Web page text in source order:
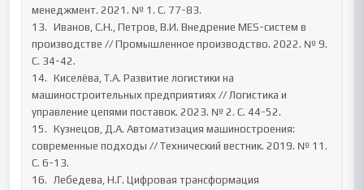
менеджмент. 2021. № 1. С. 77-83.
13.	 Иванов, С.Н., Петров, В.И. Внедрение MES-систем в
производстве // Промышленное производство. 2022. № 9.
С. 34-42.
14.	 Киселёва, Т.А. Развитие логистики на
машиностроительных предприятиях // Логистика и
управление цепями поставок. 2023. № 2. С. 44-52.
15.	 Кузнецов, Д.А. Автоматизация машиностроения:
современные подходы // Технический вестник. 2019. № 11.
С. 6-13.
16.	 Лебедева, Н.Г. Цифровая трансформация